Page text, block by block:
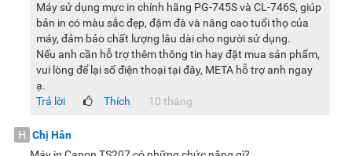
Máy sử dụng mực in chính hãng PG-745S và CL-746S, giúp
bản in có màu sắc đẹp, đậm đà và nâng cao tuổi thọ của
máy, đảm bảo chất lượng lâu dài cho người sử dụng.
Nếu anh cần hỗ trợ thêm thông tin hay đặt mua sản phẩm,
vui lòng để lại số điện thoại tại đây, META hỗ trợ anh ngay
ạ.
Trả lời
Thích 10 tháng
H Chị Hân